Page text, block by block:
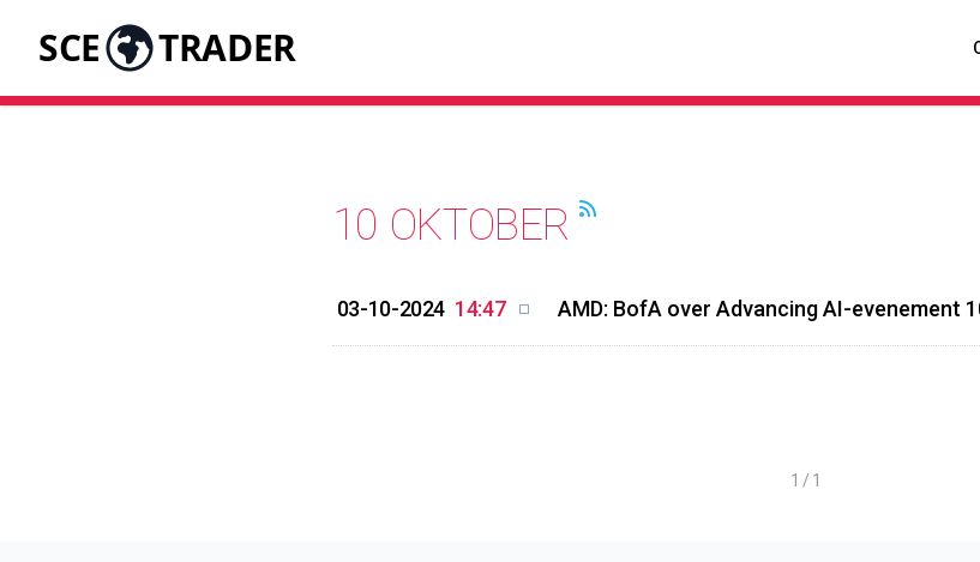
SCE TRADER
10 OKTOBER
03-10-2024 14:47 AMD: BofA over Advancing AI-evenement
1 / 1